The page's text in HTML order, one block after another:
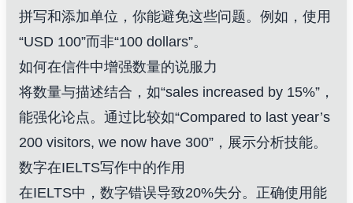
拼写和添加单位，你能避免这些问题。例如，使用
“USD 100”而非“100 dollars”。
如何在信件中增强数量的说服力
将数量与描述结合，如“sales increased by 15%”，
能强化论点。通过比较如“Compared to last year’s
200 visitors, we now have 300”，展示分析技能。
数字在IELTS写作中的作用
在IELTS中，数字错误导致20%失分。正确使用能